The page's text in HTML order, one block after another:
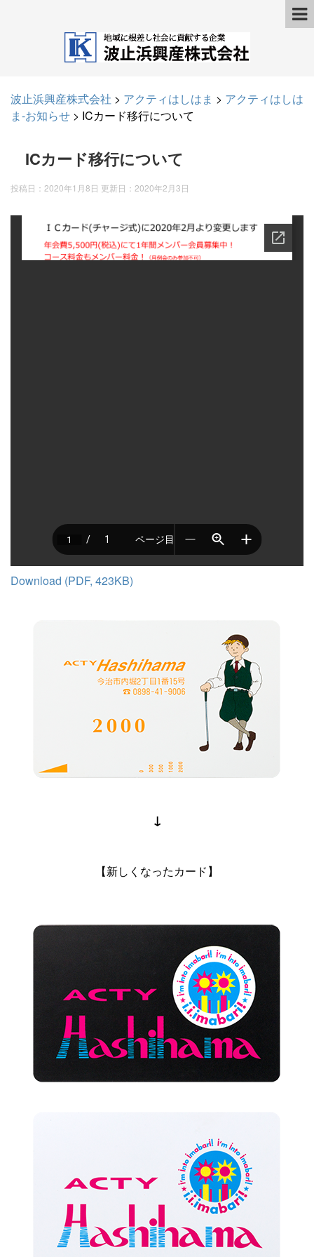
波止浜興産株式会社 > アクティはしはま > アクティはしは
ま-お知らせ > ICカード移行について
ICカード移行について
投稿日：2020年1月8日 更新日： 2020年2月3日
Download (PDF, 423KB)
↓
【新しくなったカード】